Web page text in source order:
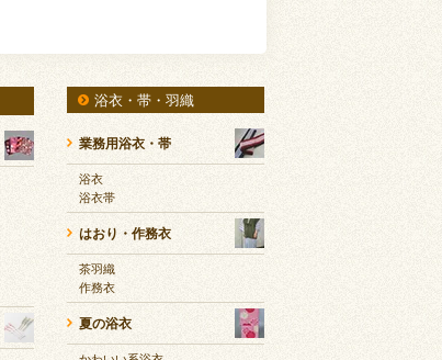
浴衣・帯・羽織
業務用浴衣・帯
浴衣
浴衣帯
はおり・作務衣
茶羽織
作務衣
夏の浴衣